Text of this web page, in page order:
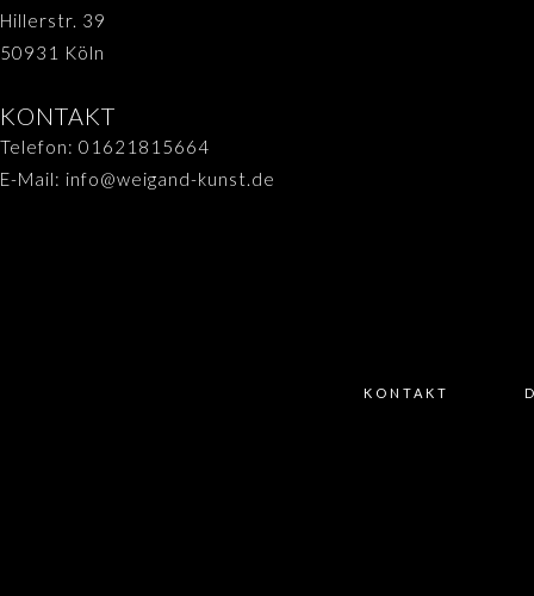
Hillerstr. 39
50931 Köln
KONTAKT
Telefon: 01621815664
E-Mail: info@weigand-kunst.de
KONTAKT